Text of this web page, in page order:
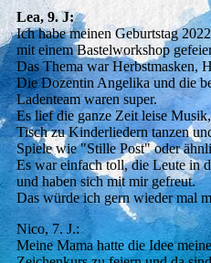
Lea, 9. J:
Ich habe meinen Geburtstag
mit einem Bastelworkshop
Das Thema war Herbstmasken,
Die Dozentin Angelika und die
Ladenteam waren super.
Es lief die ganze Zeit leise
Tisch zu Kinderliedern tanzen
Spiele wie "Stille Post" oder
Es war einfach toll, die Leute in
und haben sich mit mir gefreut.
Das würde ich gern wieder mal
Nico, 7. J.:
Meine Mama hatte die Idee